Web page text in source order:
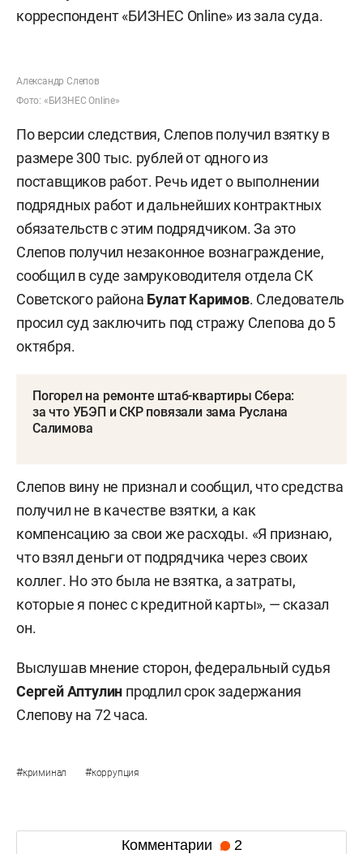
корреспондент «БИЗНЕС Online» из зала суда.
Александр Слепов
Фото: «БИЗНЕС Online»
По версии следствия, Слепов получил взятку в
размере 300 тыс. рублей от одного из
поставщиков работ. Речь идет о выполнении
подрядных работ и дальнейших контрактных
обязательств с этим подрядчиком. За это
Слепов получил незаконное вознаграждение,
сообщил в суде замруководителя отдела СК
Советского района Булат Каримов. Следователь
просил суд заключить под стражу Слепова до 5
октября.
Погорел на ремонте штаб-квартиры Сбера:
за что УБЭП и СКР повязали зама Руслана
Салимова
Слепов вину не признал и сообщил, что средства
получил не в качестве взятки, а как
компенсацию за свои же расходы. «Я признаю,
что взял деньги от подрядчика через своих
коллег. Но это была не взятка, а затраты,
которые я понес с кредитной карты», — сказал
он.
Выслушав мнение сторон, федеральный судья
Сергей Аптулин продлил срок задержания
Слепову на 72 часа.
#криминал #коррупция
Комментарии 2